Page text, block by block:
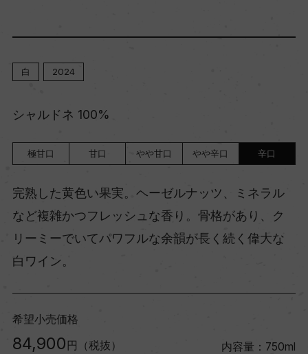
白 2024
シャルドネ 100%
極甘口 甘口 やや甘口 やや辛口 辛口
完熟した黄色い果実。ヘーゼルナッツ、ミネラル
など複雑かつフレッシュな香り。骨格があり、ク
リーミーでいてパワフルな余韻が長く続く偉大な
白ワイン。
希望小売価格
84,900 円（税抜） 内容量：750ml